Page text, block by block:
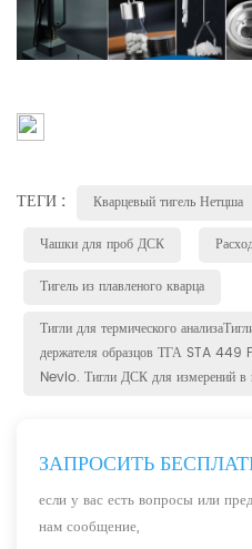
ТЕГИ : Кварцевый тигель Нетцша
Чашки для проб ДСК
Тигель из плавленого кварца
Тигли для термического
держателя образцов ТГА STA
Nevio. Тигли ДСК для измерений в
ЗАПРОСИТЬ
если у вас есть вопросы или
нам сообщение,